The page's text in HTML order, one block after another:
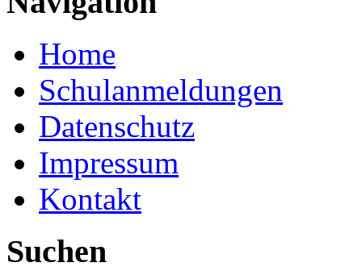
Home
Schulanmeldungen
Datenschutz
Impressum
Kontakt
Suchen